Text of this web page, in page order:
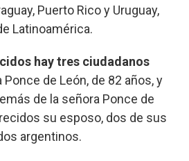
Puerto Rico y Uruguay,
Latinoamérica.
hay tres ciudadanos
Ponce de León, de 82 años, y
de la señora Ponce de
su esposo, dos de sus
argentinos.